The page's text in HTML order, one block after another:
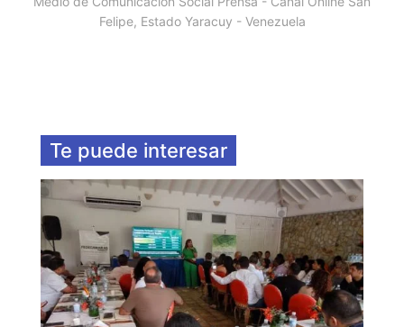
Felipe, Estado Yaracuy - Venezuela
Te puede interesar